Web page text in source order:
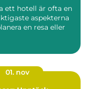
ett hotell är ofta en
aspekterna
en resa eller
01. nov